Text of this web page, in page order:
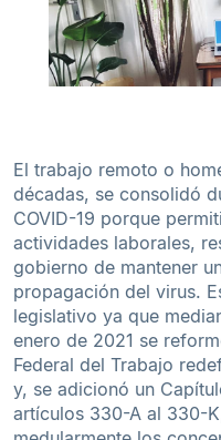
El trabajo remoto o
décadas, se consolidó
COVID-19 porque
actividades laborales,
gobierno de mantener
propagación del virus.
legislativo ya que
enero de 2021 se
Federal del Trabajo
y, se adicionó un
artículos 330-A al 330-